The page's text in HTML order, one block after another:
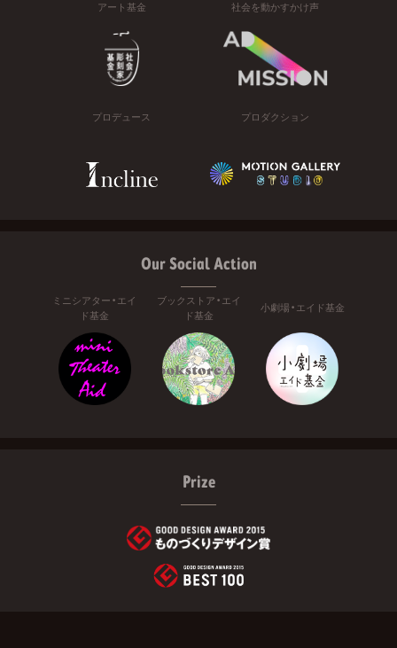
アート基金 社会を動かすかけ声
プロデュース プロダクション
Our Social Action
ミニシアター・エイ
ド基金
ブックストア・エイ
ド基金
小劇場・エイド基金
Prize